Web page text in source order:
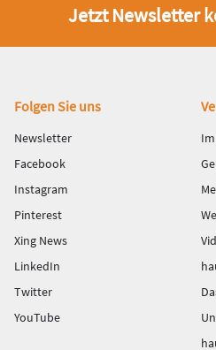
Jetzt Newsletter
Fußbereich
Folgen Sie uns
Newsletter
Facebook
Instagram
Pinterest
Xing News
LinkedIn
Twitter
YouTube